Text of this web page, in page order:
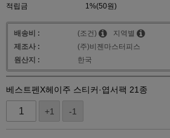
적립금 1%(50원)
배송비 : (조건)
지역별
제조사 :
(주)비젠마스터피스
원산지 :
한국
베스트펜X헤이주 스티커·엽서팩 21종
+1 -1